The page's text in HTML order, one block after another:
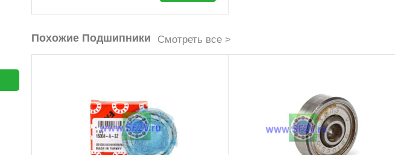
Похожие Подшипники Смотреть все >